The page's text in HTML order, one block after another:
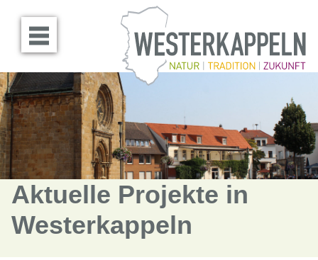
Menü öffnen
Aktuelle Projekte in
Westerkappeln